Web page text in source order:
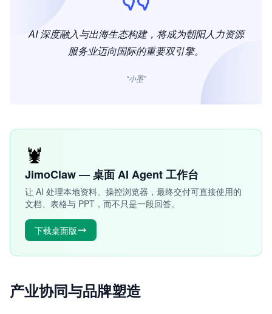
AI 深度融入与出海生态构建，将成为朝阳人力资源
服务业迈向国际的重要双引擎。
“小墨”
🦞
JimoClaw — 桌面 AI Agent 工作台
让 AI 处理本地资料、操控浏览器，最终交付可直接使用的
文档、表格与 PPT，而不只是一段回答。
下载桌面版
产业协同与品牌塑造